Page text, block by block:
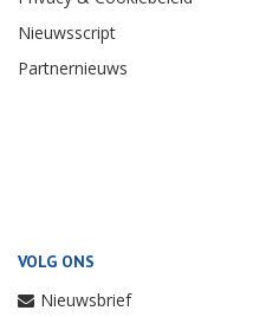
Nieuwsscript
Partnernieuws
VOLG ONS
Nieuwsbrief